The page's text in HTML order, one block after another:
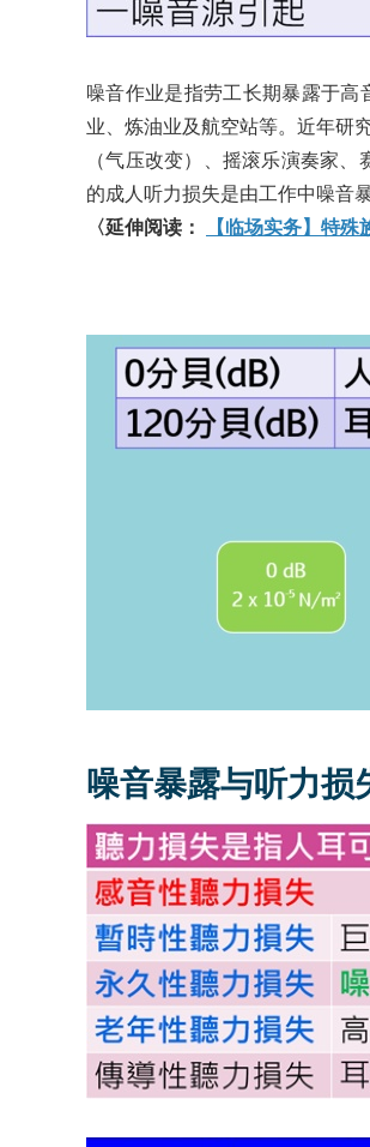
噪音作业是指劳工长期暴露于
业、炼油业及航空站等。近年研
（气压改变）、摇滚乐演奏家
的成人听力损失是由工作中噪音
〈延伸阅读：
【临场实务】特
噪音暴露与听力损